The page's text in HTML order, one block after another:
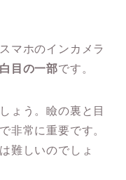
マホのインカメラ
目の一部です。
ょう。瞼の裏と目
非常に重要です。
難しいのでしょ